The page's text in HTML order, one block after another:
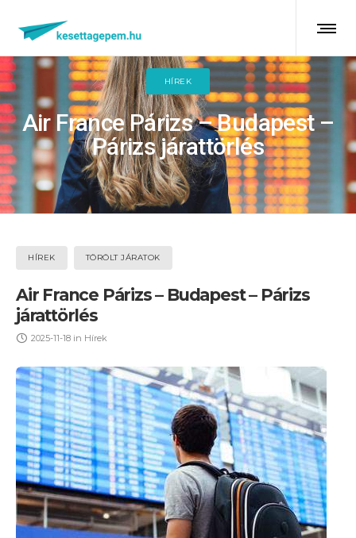
HÍREK
Air France Párizs – Budapest –
Párizs járattörlés
HÍREK TÖRÖLT JÁRATOK
Air France Párizs – Budapest – Párizs
járattörlés
2025-11-18 in Hírek